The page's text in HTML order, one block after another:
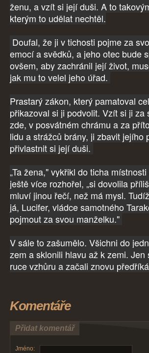
ženu, a vzít si její duši. A to
kterým to udělat nechtěl.
Doufal, že ji v tichosti pojme za
emocí a svědků, a jeho otec bude
ovšem, aby zachránil její život,
jak mu to velel jeho úřad.
Prastarý zákon, který pamatoval
přikazoval si ji podvolit. Vzít si ji za
zde, v posvátném chrámu a za
lidu a strážců brány, ji zbavit jejího
přivlastnit si její duši.
„Ta žena," vykřikl do ticha
ještě více rozhořel, „si dovolila
mluví jinou řečí, než má mysl.
já, Lucifer, vládce samotného
pojmout za svou manželku."
V sále to zašumělo. Všichni do
zem a sklonili hlavu až k zemi. Jen
ruce vzhůru a začali znovu
Komentáře
Přidat komentář
Jméno: